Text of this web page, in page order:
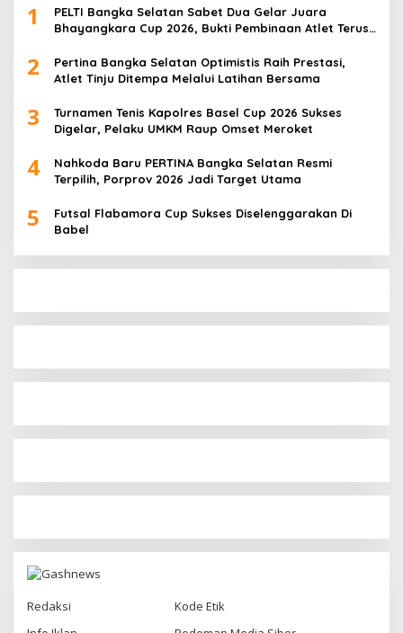
1
PELTI Bangka Selatan Sabet Dua Gelar Juara
Bhayangkara Cup 2026, Bukti Pembinaan Atlet Terus
2
Pertina Bangka Selatan Optimistis Raih Prestasi,
Atlet Tinju Ditempa Melalui Latihan Bersama
3
Turnamen Tenis Kapolres Basel Cup 2026 Sukses
Digelar, Pelaku UMKM Raup Omset Meroket
4
Nahkoda Baru PERTINA Bangka Selatan Resmi
Terpilih, Porprov 2026 Jadi Target Utama
5
Futsal Flabamora Cup Sukses Diselenggarakan Di
Babel
Redaksi
Kode Etik